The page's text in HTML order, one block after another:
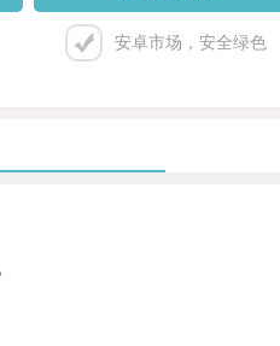
安卓市场，安全绿色